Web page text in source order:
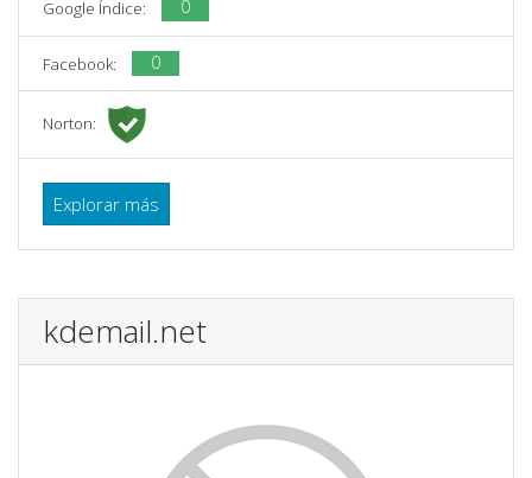
Google Índice: 0
Facebook: 0
Norton:
Explorar más
kdemail.net